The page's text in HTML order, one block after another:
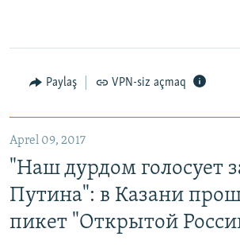
Paylaş VPN-siz açmaq
Aprel 09, 2017
"Наш дурдом голосует
Путина": в Казани
пикет "Открытой